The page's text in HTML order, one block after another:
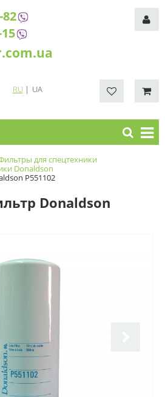
82
RU| UA
для спецтехники
Donaldson
P551102
Donaldson